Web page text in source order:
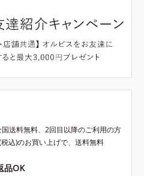
送料無料、2回目以降のご利用の方
込)のお買い上げで、送料無料
品OK